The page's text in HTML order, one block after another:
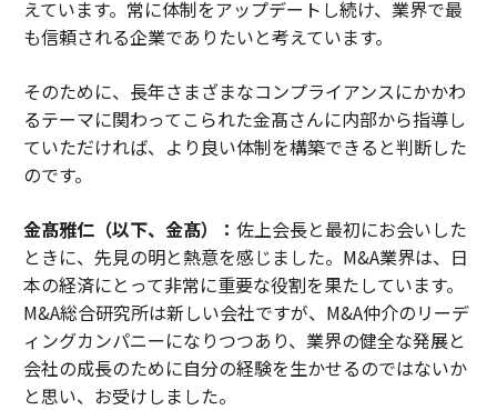
えています。常に体制をアップデートし続け、業界で最
も信頼される企業でありたいと考えています。
そのために、長年さまざまなコンプライアンスにかかわ
るテーマに関わってこられた金髙さんに内部から指導し
ていただければ、より良い体制を構築できると判断した
のです。
金髙雅仁（以下、金髙）： 佐上会長と最初にお会いした
ときに、先見の明と熱意を感じました。M&A業界は、日
本の経済にとって非常に重要な役割を果たしています。
M&A総合研究所は新しい会社ですが、M&A仲介のリーデ
ィングカンパニーになりつつあり、業界の健全な発展と
会社の成長のために自分の経験を生かせるのではないか
と思い、お受けしました。